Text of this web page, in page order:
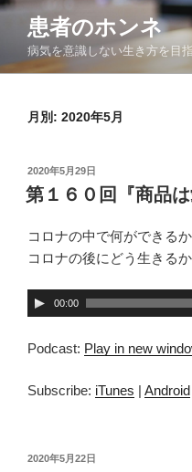
コ
ン
患者のホンネ
病気を意識しない生き方を目
月別: 2020年5月
投
稿
日:
2020年5月29日
第１６０回『商品は
コロナの中で何ができるか
コロナの後にどう生きる
音
声
プ
ー
00:00
Podcast: Play in new
Subscribe: iTunes | Android
投
2020年5月22日